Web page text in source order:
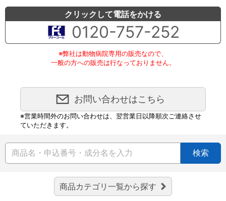
クリックして電話をかける
0120-757-252
※弊社は動物病院専用の販売なので、
一般の方への販売は行なっておりません。
お問い合わせはこちら
※営業時間外のお問い合わせは、翌営業日以降順次ご連絡させ
ていただきます。
検索
商品カテゴリ一覧から探す